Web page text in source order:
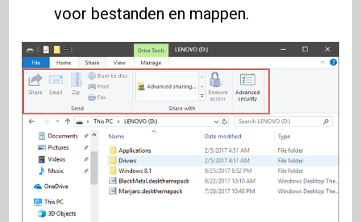
voor bestanden en mappen.